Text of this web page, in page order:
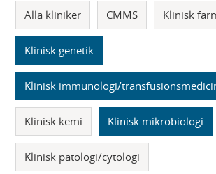
Alla kliniker CMMS Klinisk
Klinisk genetik
Klinisk immunologi/
Klinisk kemi Klinisk mikrobiologi
Klinisk patologi/cytologi